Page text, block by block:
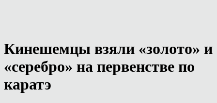
Кинешемцы взяли «золото» и
«серебро» на первенстве по
каратэ